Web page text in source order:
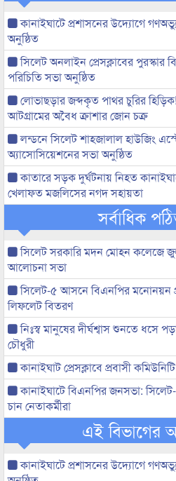
কানাইঘাটে প্রশাসনের উদ্যোগে
অনুষ্ঠিত
সিলেট অনলাইন প্রেসক্লাবের
পরিচিতি সভা অনুষ্ঠিত
লোভাছড়ার জব্দকৃত পাথর চুরির
আটগ্রামের অবৈধ ক্রাশার জোন চক্র
লন্ডনে সিলেট শাহজালাল হাউজিং
অ্যাসোসিয়েশনের সভা অনুষ্ঠিত
কাতারে সড়ক দুর্ঘটনায় নিহত
খেলাফত মজলিসের নগদ সহায়তা
সর্বাধিক
সিলেট সরকারি মদন মোহন কলেজে
আলোচনা সভা
সিলেট-৫ আসনে বিএনপির মনোনয়ন
লিফলেট বিতরণ
নিঃস্ব মানুষের দীর্ঘশ্বাস শুনতে ধসে
চৌধুরী
কানাইঘাট প্রেসক্লাবে প্রবাসী
কানাইঘাটে বিএনপির জনসভা:
চান নেতাকর্মীরা
এই বিভাগের
কানাইঘাটে প্রশাসনের উদ্যোগে